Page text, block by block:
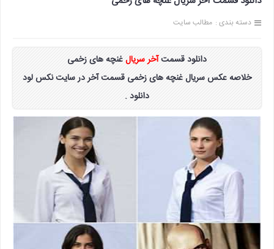
دسته بندی : مطالب سایت
دانلود قسمتآخر سریالغنچه های زخمی
خلاصه عکس سریال غنچه های زخمی قسمت آخر در سایت نکس لود
دانلود .